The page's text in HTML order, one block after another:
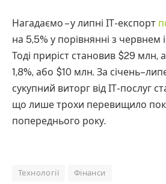
Нагадаємо – у липні ІТ-експорт
на 5,5% у порівнянні з червнем
Тоді приріст становив $29 млн,
1,8%, або $10 млн. За
сукупний виторг від ІТ-послуг
що лише трохи перевищило
попереднього року.
Технології Фінанси